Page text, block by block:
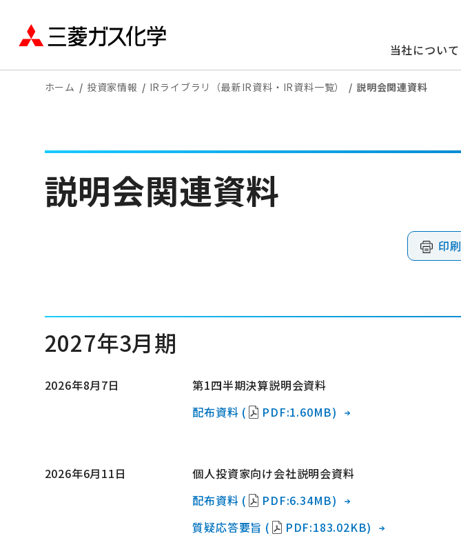
当社について
ホーム 投資家情報 IRライブラリ（最新IR資料・IR資料一覧） 説明会関連資料
説明会関連資料
印刷
2027年3月期
2026年8月7日
第1四半期決算説明会資料
配布資料 (
PDF:1.60MB)
2026年6月11日
個人投資家向け会社説明会資料
配布資料 (
PDF:6.34MB)
質疑応答要旨 (
PDF:183.02KB)